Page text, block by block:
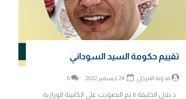
تقييم حكومة السيد السوداني
مدونة المرجل 24 ديسمبر 2022 0
د بلال الخليفة || تم التصويت على الكابينة الوزارية